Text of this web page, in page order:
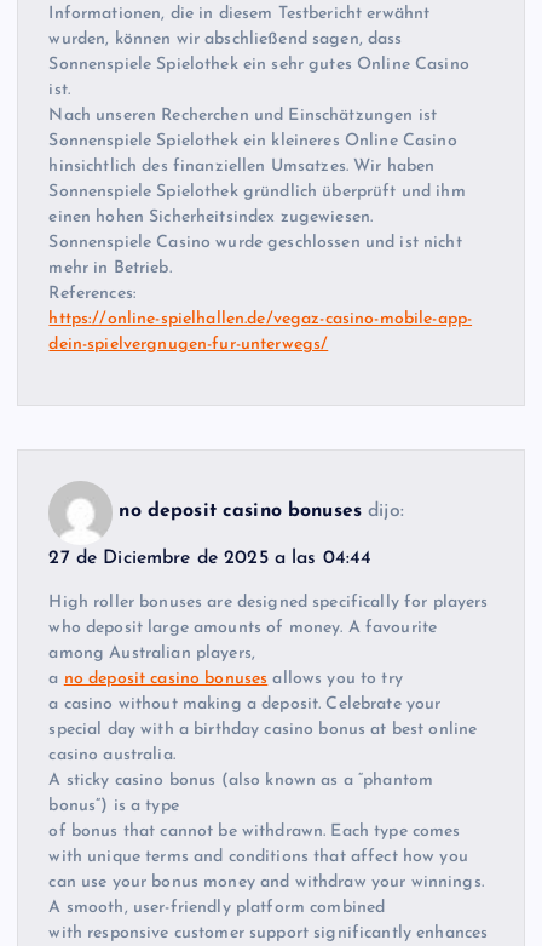
Informationen, die in diesem Testbericht erwähnt
wurden, können wir abschließend sagen, dass
Sonnenspiele Spielothek ein sehr gutes Online Casino
ist.
Nach unseren Recherchen und Einschätzungen ist
Sonnenspiele Spielothek ein kleineres Online Casino
hinsichtlich des finanziellen Umsatzes. Wir haben
Sonnenspiele Spielothek gründlich überprüft und ihm
einen hohen Sicherheitsindex zugewiesen.
Sonnenspiele Casino wurde geschlossen und ist nicht
mehr in Betrieb.
References:
https://online-spielhallen.de/vegaz-casino-mobile-app-
dein-spielvergnugen-fur-unterwegs/
no deposit casino bonuses dijo:
27 de Diciembre de 2025 a las 04:44
High roller bonuses are designed specifically for players
who deposit large amounts of money. A favourite
among Australian players,
a no deposit casino bonuses allows you to try
a casino without making a deposit. Celebrate your
special day with a birthday casino bonus at best online
casino australia.
A sticky casino bonus (also known as a “phantom
bonus”) is a type
of bonus that cannot be withdrawn. Each type comes
with unique terms and conditions that affect how you
can use your bonus money and withdraw your winnings.
A smooth, user-friendly platform combined
with responsive customer support significantly enhances